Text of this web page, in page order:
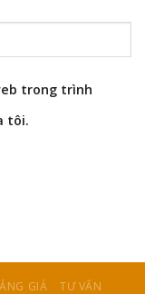
trong trình
tôi.
GIÁ
TƯ VẤN